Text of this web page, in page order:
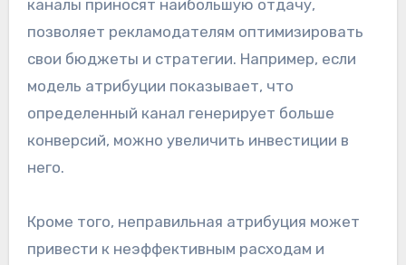
каналы приносят наибольшую отдачу,
позволяет рекламодателям оптимизировать
свои бюджеты и стратегии. Например, если
модель атрибуции показывает, что
определенный канал генерирует больше
конверсий, можно увеличить инвестиции в
него.
Кроме того, неправильная атрибуция может
привести к неэффективным расходам и